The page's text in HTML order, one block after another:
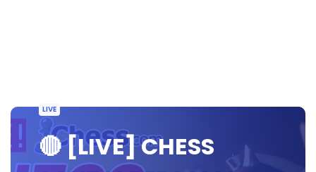
LIVE
🔴 [LIVE] CHESS